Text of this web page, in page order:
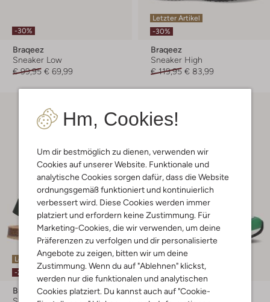
Hm, Cookies!
Um dir bestmöglich zu dienen, verwenden wir
Cookies auf unserer Website. Funktionale und
analytische Cookies sorgen dafür, dass die Website
ordnungsgemäß funktioniert und kontinuierlich
verbessert wird. Diese Cookies werden immer
platziert und erfordern keine Zustimmung. Für
Marketing-Cookies, die wir verwenden, um deine
Präferenzen zu verfolgen und dir personalisierte
Angebote zu zeigen, bitten wir um deine
Zustimmung. Wenn du auf "Ablehnen" klickst,
werden nur die funktionalen und analytischen
Cookies platziert. Du kannst auch auf "Cookie-
-30%
Braqeez
Sneaker Low
€ 99,95 € 69,99
Letzter Artikel
-30%
Braqeez
Sneaker High
€ 119,95 € 83,99
Letzte Größen
-20%
Braqeez
Letzter Artikel
Braqeez